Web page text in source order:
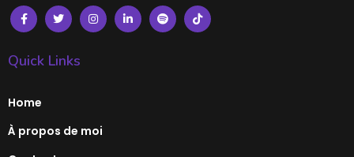
Quick Links
Home
À propos de moi